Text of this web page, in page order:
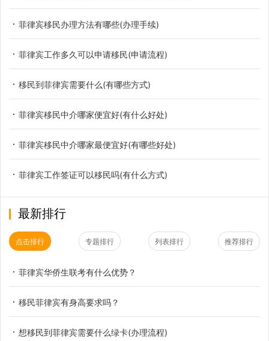
菲律宾移民办理方法有哪些(办理手续)
菲律宾工作多久可以申请移民(申请流程)
移民到菲律宾需要什么(有哪些方式)
菲律宾移民中介哪家便宜好(有什么好处)
菲律宾移民中介哪家最便宜好(有哪些好处)
菲律宾工作签证可以移民吗(有什么方式)
最新排行
点击排行 专题排行 列表排行 推荐排行
菲律宾华侨生联考有什么优势？
移民菲律宾有身高要求吗？
想移民到菲律宾需要什么绿卡(办理流程)